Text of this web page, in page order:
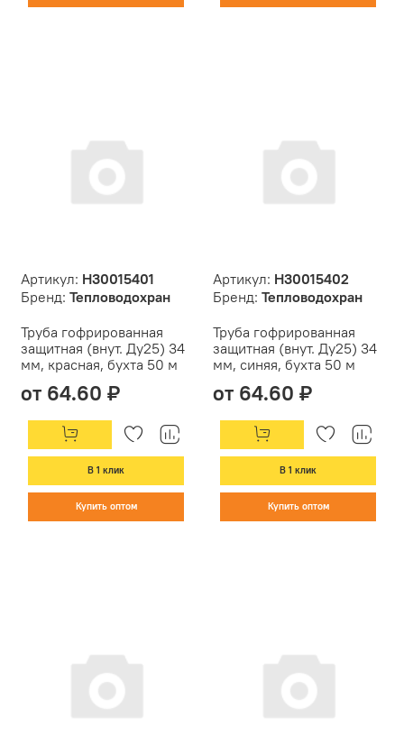
Артикул: Н30015401
Бренд: Тепловодохран
Труба гофрированная
защитная (внут. Ду25) 34
мм, красная, бухта 50 м
от 64.60 ₽
В 1 клик
Купить оптом
Артикул: Н30015402
Бренд: Тепловодохран
Труба гофрированная
защитная (внут. Ду25) 34
мм, синяя, бухта 50 м
от 64.60 ₽
В 1 клик
Купить оптом